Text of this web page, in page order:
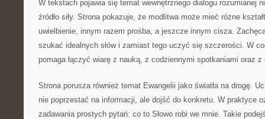
W tekstach pojawia się temat wewnętrznego dialogu rozumianej
źródło siły. Strona pokazuje, że modlitwa może mieć różne
uwielbienie, innym razem prośba, a jeszcze innym cisza.
szukać idealnych słów i zamiast tego uczyć się szczerości. W
pomaga łączyć wiarę z nauką, z codziennymi spotkaniami oraz
Strona porusza również temat Ewangelii jako światła na drogę.
nie poprzestać na informacji, ale dojść do konkretu. W praktyce
zadawania prostych pytań: co to Słowo robi we mnie. Takie